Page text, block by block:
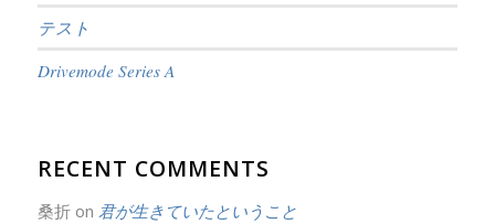
テスト
Drivemode Series A
RECENT COMMENTS
桑折on 君が生きていたということ